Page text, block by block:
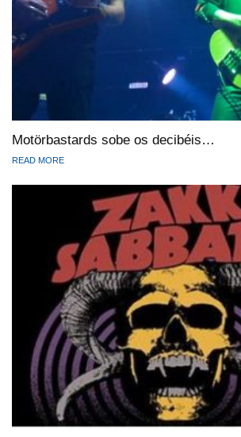
Motörbastards sobe os decibéis…
READ MORE